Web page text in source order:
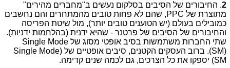
2. החיבורים של הסיבים בסלקום נעשים ב"מחברים מהירים"
מתוצרת של PPC, שהם לא פחות טובים מהמתחרים והם נחשבים
כמובילים בעולם (יש הטוענים טובים יותר), מול שיטת הפריסה
והחיבורים של הסיבים של פרטנר - שהיא ידנית (בהלחמות ידניות).
שתי החברות משתמשות בסיב אופטי מסוג של Single Mode
(
SM). ברוב העסקים הקטנים, סיבים אופטיים של Single Mode)
SM) יספקו את כל הצרכים, גם לכמה שנים קדימה.